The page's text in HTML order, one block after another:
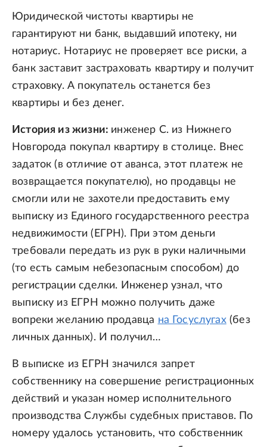
Юридической чистоты квартиры не
гарантируют ни банк, выдавший ипотеку, ни
нотариус. Нотариус не проверяет все риски, а
банк заставит застраховать квартиру и получит
страховку. А покупатель останется без
квартиры и без денег.
История из жизни: инженер С. из Нижнего
Новгорода покупал квартиру в столице. Внес
задаток (в отличие от аванса, этот платеж не
возвращается покупателю), но продавцы не
смогли или не захотели предоставить ему
выписку из Единого государственного реестра
недвижимости (ЕГРН). При этом деньги
требовали передать из рук в руки наличными
(то есть самым небезопасным способом) до
регистрации сделки. Инженер узнал, что
выписку из ЕГРН можно получить даже
вопреки желанию продавца на Госуслугах(без
личных данных). И получил…
В выписке из ЕГРН значился запрет
собственнику на совершение регистрационных
действий и указан номер исполнительного
производства Службы судебных приставов. По
номеру удалось установить, что собственник